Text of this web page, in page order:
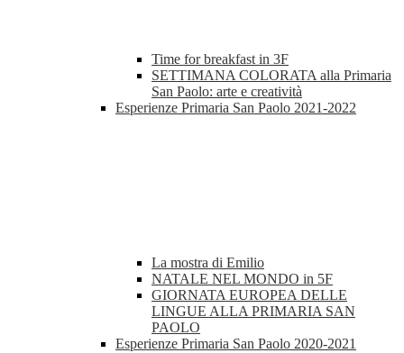
Time for breakfast in 3F
SETTIMANA COLORATA alla Primaria
San Paolo: arte e creatività
Esperienze Primaria San Paolo 2021-2022
La mostra di Emilio
NATALE NEL MONDO in 5F
GIORNATA EUROPEA DELLE
LINGUE ALLA PRIMARIA SAN
PAOLO
Esperienze Primaria San Paolo 2020-2021